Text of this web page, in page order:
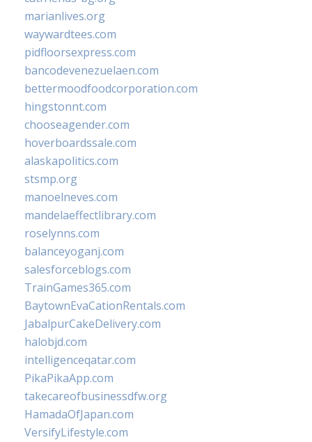
marianlives.org
waywardtees.com
pidfloorsexpress.com
bancodevenezuelaen.com
bettermoodfoodcorporation.com
hingstonnt.com
chooseagender.com
hoverboardssale.com
alaskapolitics.com
stsmp.org
manoelneves.com
mandelaeffectlibrary.com
roselynns.com
balanceyoganj.com
salesforceblogs.com
TrainGames365.com
BaytownEvaCationRentals.com
JabalpurCakeDelivery.com
halobjd.com
intelligenceqatar.com
PikaPikaApp.com
takecareofbusinessdfw.org
HamadaOfJapan.com
VersifyLifestyle.com